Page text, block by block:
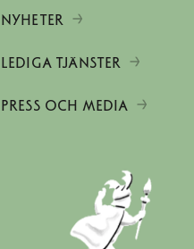
NYHETER
LEDIGA TJÄNSTER
PRESS OCH MEDIA